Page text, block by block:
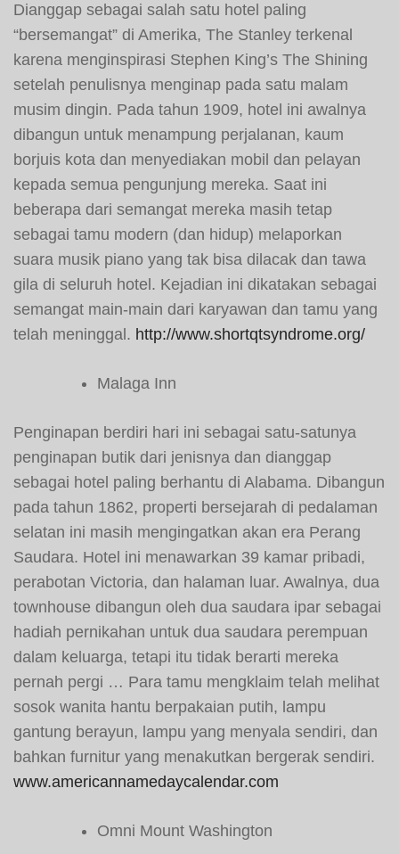
Dianggap sebagai salah satu hotel paling
“bersemangat” di Amerika, The Stanley terkenal
karena menginspirasi Stephen King’s The Shining
setelah penulisnya menginap pada satu malam
musim dingin. Pada tahun 1909, hotel ini awalnya
dibangun untuk menampung perjalanan, kaum
borjuis kota dan menyediakan mobil dan pelayan
kepada semua pengunjung mereka. Saat ini
beberapa dari semangat mereka masih tetap
sebagai tamu modern (dan hidup) melaporkan
suara musik piano yang tak bisa dilacak dan tawa
gila di seluruh hotel. Kejadian ini dikatakan sebagai
semangat main-main dari karyawan dan tamu yang
telah meninggal. http://www.shortqtsyndrome.org/
Malaga Inn
Penginapan berdiri hari ini sebagai satu-satunya
penginapan butik dari jenisnya dan dianggap
sebagai hotel paling berhantu di Alabama. Dibangun
pada tahun 1862, properti bersejarah di pedalaman
selatan ini masih mengingatkan akan era Perang
Saudara. Hotel ini menawarkan 39 kamar pribadi,
perabotan Victoria, dan halaman luar. Awalnya, dua
townhouse dibangun oleh dua saudara ipar sebagai
hadiah pernikahan untuk dua saudara perempuan
dalam keluarga, tetapi itu tidak berarti mereka
pernah pergi … Para tamu mengklaim telah melihat
sosok wanita hantu berpakaian putih, lampu
gantung berayun, lampu yang menyala sendiri, dan
bahkan furnitur yang menakutkan bergerak sendiri.
www.americannamedaycalendar.com
Omni Mount Washington